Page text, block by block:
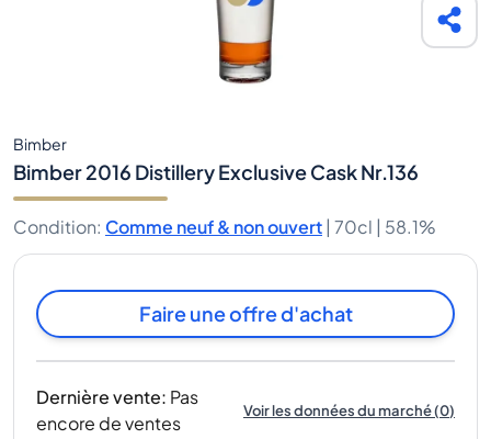
Bimber
Bimber 2016 Distillery Exclusive Cask Nr.136
Condition: Comme neuf & non ouvert | 70cl | 58.1%
Faire une offre d'achat
Dernière vente: Pas
encore de ventes
Voir les données du marché(0)